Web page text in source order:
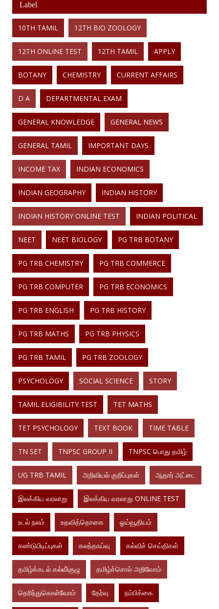
Label
10TH TAMIL 12TH BIO ZOOLOGY
12TH ONLINE TEST 12TH TAMIL APPLY
BOTANY CHEMISTRY CURRENT AFFAIRS
D A DEPARTMENTAL EXAM
GENERAL KNOWLEDGE GENERAL NEWS
GENERAL TAMIL IMPORTANT DAYS
INCOME TAX INDIAN ECONOMICS
INDIAN GEOGRAPHY INDIAN HISTORY
INDIAN HISTORY ONLINE TEST INDIAN POLITICAL
NEET NEET BIOLOGY PG TRB BOTANY
PG TRB CHEMISTRY PG TRB COMMERCE
PG TRB COMPUTER PG TRB ECONOMICS
PG TRB ENGLISH PG TRB HISTORY
PG TRB MATHS PG TRB PHYSICS
PG TRB TAMIL PG TRB ZOOLOGY
PSYCHOLOGY SOCIAL SCIENCE STORY
TAMIL ELIGIBILITY TEST TET MATHS
TET PSYCHOLOGY TEXT BOOK TIME TABLE
TN SET TNPSC GROUP II TNPSC பொது தமிழ்
UG TRB TAMIL அறிவியல் குறிப்புகள் ஆதார் அட்டை
இலக்கிய வரலாறு இலக்கிய வரலாறு ONLINE TEST
உடல் நலம் உதவித்தொகை ஓய்வூதியம்
கண்டுபிடிப்புகள் கலந்தாய்வு கல்விச் செய்திகள்
தமிழ்க்கடல் கல்வி்குழு தமிழ்ச்சொல் அறிவோம்
தெரிந்துகொள்வோம் தேர்வு நம்பிக்கை